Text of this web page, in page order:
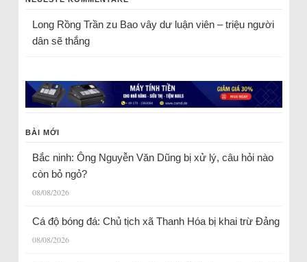
Long Rồng Trầnzu Bao vây dư luận viên – triệu người
dân sẽ thắng
BÀI MỚI
Bắc ninh: Ông Nguyễn Văn Dũng bị xử lý, câu hỏi nào
còn bỏ ngỏ?
08/08/2026
Cá độ bóng đá: Chủ tịch xã Thanh Hóa bị khai trừ Đảng
08/08/2026